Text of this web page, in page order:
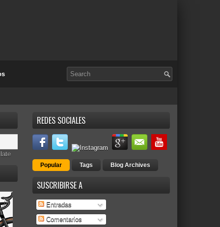
REDES SOCIALES
Popular Tags Blog Archives
SUSCRIBIRSE A
Entradas
Comentarios